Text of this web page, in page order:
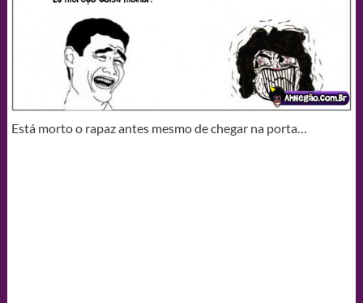
Está morto o rapaz antes mesmo de chegar na porta…